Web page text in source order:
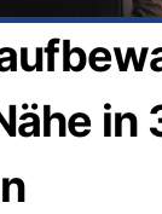
in